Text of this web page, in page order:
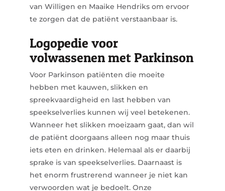
van Willigen en Maaike Hendriks om ervoor
te zorgen dat de patiënt verstaanbaar is.
Logopedie voor
volwassenen met Parkinson
Voor Parkinson patiënten die moeite
hebben met kauwen, slikken en
spreekvaardigheid en last hebben van
speekselverlies kunnen wij veel betekenen.
Wanneer het slikken moeizaam gaat, dan wil
de patiënt doorgaans alleen nog maar thuis
iets eten en drinken. Helemaal als er daarbij
sprake is van speekselverlies. Daarnaast is
het enorm frustrerend wanneer je niet kan
verwoorden wat je bedoelt. Onze